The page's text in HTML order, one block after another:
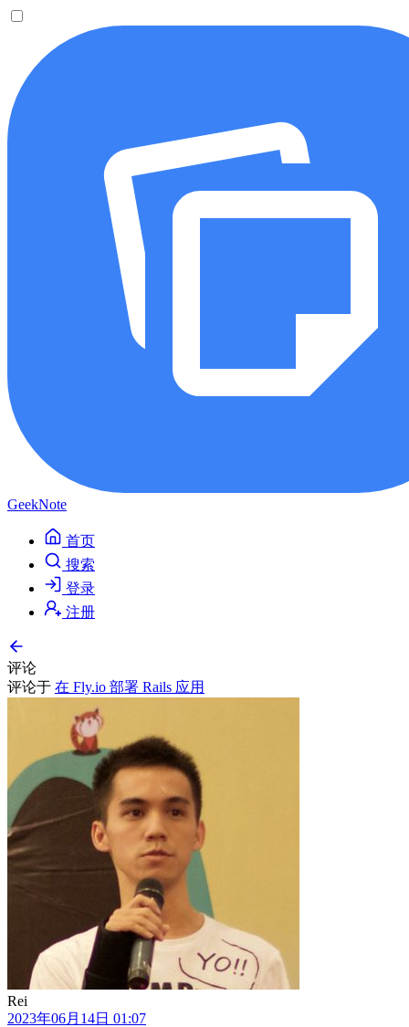
GeekNote
首页
搜索
登录
注册
评论
评论于 在 Fly.io 部署 Rails 应用
Rei
2023年06月14日 01:07